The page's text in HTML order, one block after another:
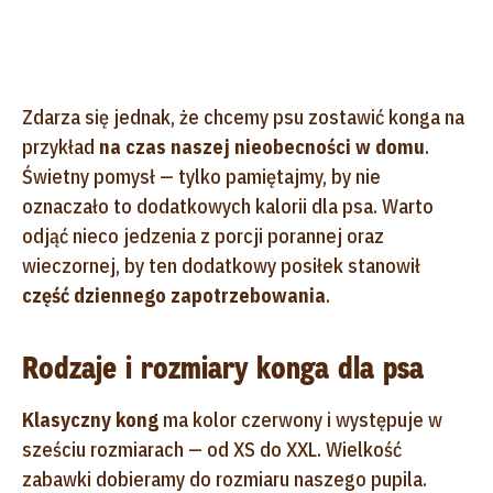
Zdarza się jednak, że chcemy psu zostawić konga na
przykład na czas naszej nieobecności w domu.
Świetny pomysł — tylko pamiętajmy, by nie
oznaczało to dodatkowych kalorii dla psa. Warto
odjąć nieco jedzenia z porcji porannej oraz
wieczornej, by ten dodatkowy posiłek stanowił
część dziennego zapotrzebowania.
Rodzaje i rozmiary konga dla psa
Klasyczny kong ma kolor czerwony i występuje w
sześciu rozmiarach — od XS do XXL. Wielkość
zabawki dobieramy do rozmiaru naszego pupila.